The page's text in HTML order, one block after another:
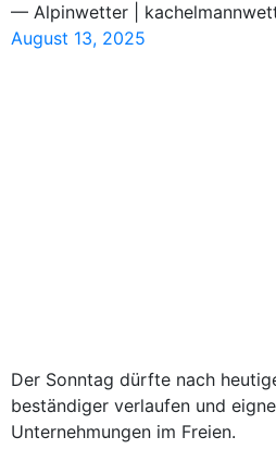
— Alpinwetter |
August 13, 2025
Der Sonntag dürfte nach
beständiger verlaufen und
Unternehmungen im Freien.